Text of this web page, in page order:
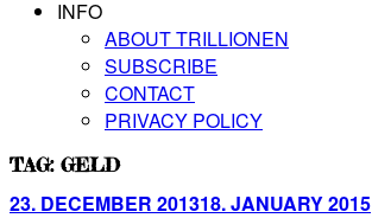
INFO
ABOUT TRILLIONEN
SUBSCRIBE
CONTACT
PRIVACY POLICY
TAG: GELD
Posted
23. DECEMBER 201318. JANUARY 2015